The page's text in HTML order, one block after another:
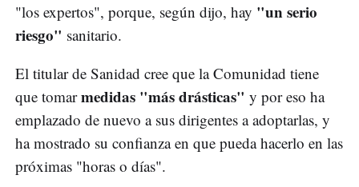
"los expertos", porque, según dijo, hay "un serio
riesgo" sanitario.
El titular de Sanidad cree que la Comunidad tiene
que tomarmedidas "más drásticas" y por eso ha
emplazado de nuevo a sus dirigentes a adoptarlas, y
ha mostrado su confianza en que pueda hacerlo en las
próximas "horas o días".